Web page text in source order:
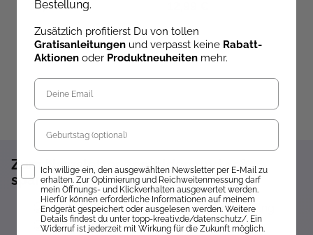
13,99 €
Zum Newsletter anmelden und 10%
sparen!*
Sofort 10% Rabatt auf die nächste Bestellung
Exklusive Angebote erhalten
Bestellung.
Zusätzlich profitierst Du von tollen
Gratisanleitungen und verpasst keine Rabatt-
Aktionen oder Produktneuheiten mehr.
Geburtstag
Opt-InIch willige ein, den ausgewählten Newsletter per E-Mail zu
erhalten. Zur Optimierung und Reichweitenmessung darf
mein Öffnungs- und Klickverhalten ausgewertet werden.
Hierfür können erforderliche Informationen auf meinem
Endgerät gespeichert oder ausgelesen werden. Weitere
Details findest du unter topp-kreativ.de/datenschutz/. Ein
Widerruf ist jederzeit mit Wirkung für die Zukunft möglich.